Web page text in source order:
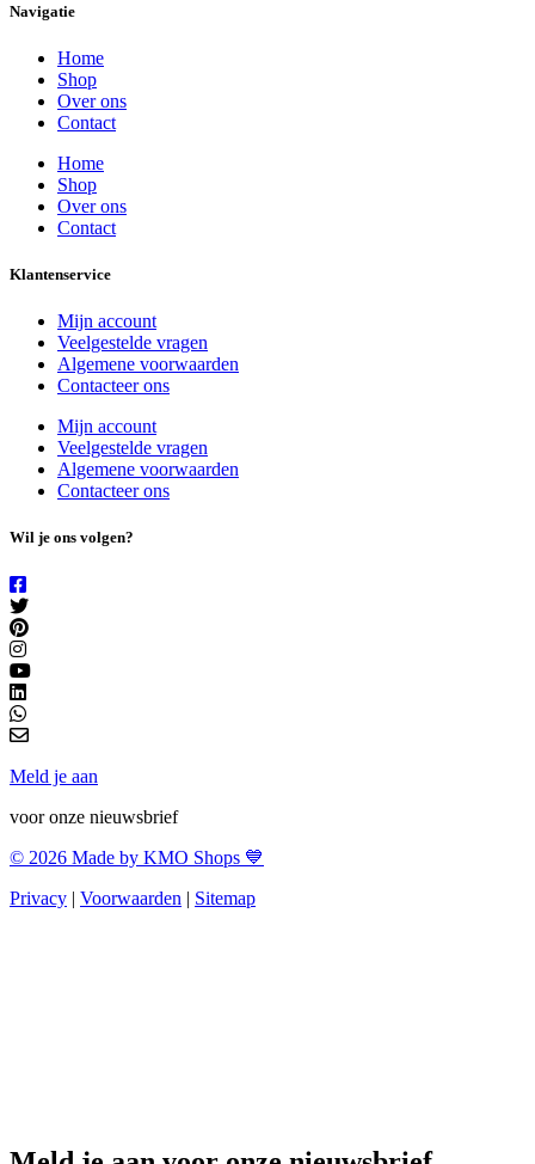
Navigatie
Home
Shop
Over ons
Contact
Home
Shop
Over ons
Contact
Klantenservice
Mijn account
Veelgestelde vragen
Algemene voorwaarden
Contacteer ons
Mijn account
Veelgestelde vragen
Algemene voorwaarden
Contacteer ons
Wil je ons volgen?
Meld je aan
voor onze nieuwsbrief
© 2026 Made by KMO Shops 💙
Privacy | Voorwaarden | Sitemap